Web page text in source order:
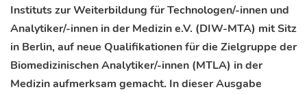
Instituts zur Weiterbildung für Technologen/-innen und
Analytiker/-innen in der Medizin e.V. (DIW-MTA) mit Sitz
in Berlin, auf neue Qualifikationen für die Zielgruppe der
Biomedizinischen Analytiker/-innen (MTLA) in der
Medizin aufmerksam gemacht. In dieser Ausgabe